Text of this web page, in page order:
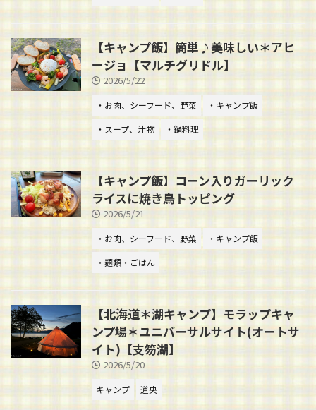
【キャンプ飯】簡単♪美味しい＊アヒ
ージョ【マルチグリドル】
2026/5/22
・お肉、シーフード、野菜
・キャンプ飯
・スープ、汁物
・鍋料理
【キャンプ飯】コーン入りガーリック
ライスに焼き鳥トッピング
2026/5/21
・お肉、シーフード、野菜
・キャンプ飯
・麺類・ごはん
【北海道＊湖キャンプ】モラップキャ
ンプ場＊ユニバーサルサイト(オートサ
イト)【支笏湖】
2026/5/20
キャンプ 道央